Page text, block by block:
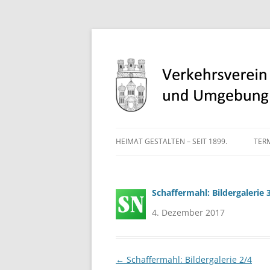
Verkehrsverein
HEIMAT GESTALTEN – SEIT 1899.
Schaffermahl: Bildergalerie
4. Dezember 2017
Beitragsnavigation
← Schaffermahl: Bildergalerie 2/4